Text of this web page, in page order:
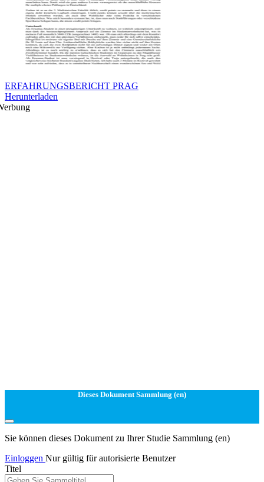
ERFAHRUNGSBERICHT PRAG
Herunterladen
Dieses Dokument Sammlung (en)
Sie können dieses Dokument zu Ihrer Studie Sammlung (en)
Einloggen Nur gültig für autorisierte Benutzer
Titel